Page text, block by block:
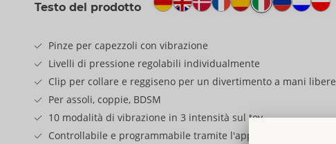
Testo del prodotto
Pinze per capezzoli con vibrazione
Livelli di pressione regolabili individualmente
Clip per collare e reggiseno per un divertimento a mani libere
Per assoli, coppie, BDSM
10 modalità di vibrazione in 3 intensità sul toy
Controllabile e programmabile tramite l'app Lovense